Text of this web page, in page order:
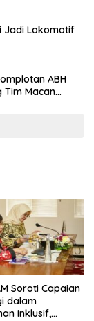
Jadi Lokomotif
ABH
Tim Macan
Soroti Capaian
dalam
Inklusif,